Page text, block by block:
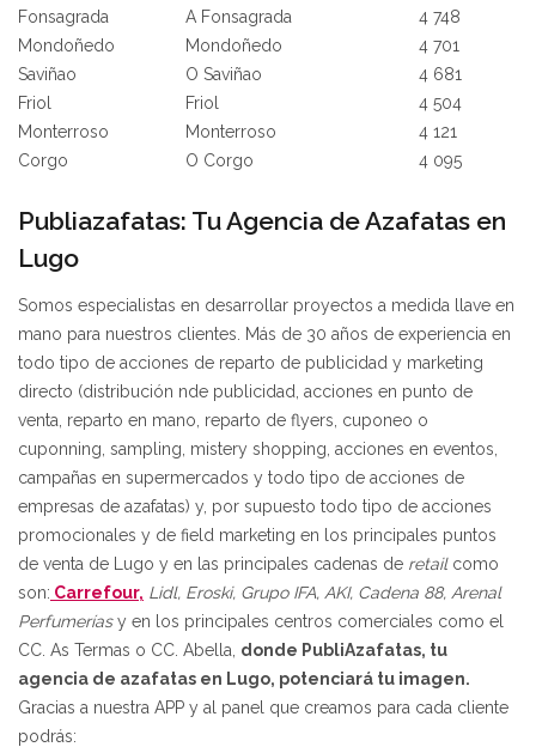
Fonsagrada
A Fonsagrada
4 748
Mondoñedo
Mondoñedo
4 701
Saviñao
O Saviñao
4 681
Friol
Friol
4 504
Monterroso
Monterroso
4 121
Corgo
O Corgo 4 095
Publiazafatas: Tu Agencia de Azafatas en
Lugo
Somos especialistas en desarrollar proyectos a medida llave en
mano para nuestros clientes. Más de 30 años de experiencia en
todo tipo de acciones de reparto de publicidad y marketing
directo (distribución nde publicidad, acciones en punto de
venta, reparto en mano, reparto de flyers, cuponeo o
cuponning, sampling, mistery shopping, acciones en eventos,
campañas en supermercados y todo tipo de acciones de
empresas de azafatas) y, por supuesto todo tipo de acciones
promocionales y de field marketing en los principales puntos
de venta de Lugo y en las principales cadenas de retailcomo
son: Carrefour, Lidl, Eroski, Grupo IFA, AKI, Cadena 88, Arenal
Perfumeríasy en los principales centros comerciales como el
CC. As Termas o CC. Abella, donde PubliAzafatas, tu
agencia de azafatas en Lugo, potenciará tu imagen.
Gracias a nuestra APP y al panel que creamos para cada cliente
podrás: